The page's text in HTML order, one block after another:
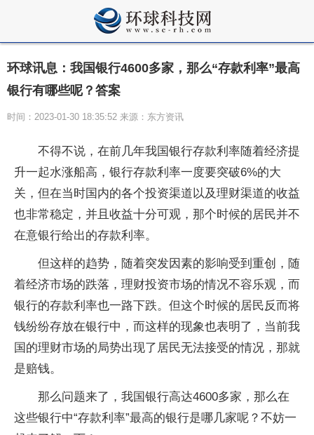
环球讯息：我国银行4600多家，那么“存款利率”最高
银行有哪些呢？答案
时间：2023-01-30 18:35:52 来源：东方资讯
不得不说，在前几年我国银行存款利率随着经济提
升一起水涨船高，银行存款利率一度要突破6%的大
关，但在当时国内的各个投资渠道以及理财渠道的收益
也非常稳定，并且收益十分可观，那个时候的居民并不
在意银行给出的存款利率。
但这样的趋势，随着突发因素的影响受到重创，随
着经济市场的跌落，理财投资市场的情况不容乐观，而
银行的存款利率也一路下跌。但这个时候的居民反而将
钱纷纷存放在银行中，而这样的现象也表明了，当前我
国的理财市场的局势出现了居民无法接受的情况，那就
是赔钱。
那么问题来了，我国银行高达4600多家，那么在
这些银行中“存款利率”最高的银行是哪几家呢？不妨一